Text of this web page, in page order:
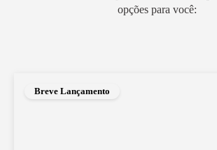
opções para você:
Breve Lançamento